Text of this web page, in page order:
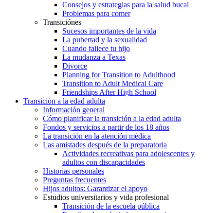
Consejos y estrategias para la salud bucal
Problemas para comer
Transiciónes
Sucesos importantes de la vida
La pubertad y la sexualidad
Cuando fallece tu hijo
La mudanza a Texas
Divorce
Planning for Transition to Adulthood
Transition to Adult Medical Care
Friendships After High School
Transición a la edad adulta
Información general
Cómo planificar la transición a la edad adulta
Fondos y servicios a partir de los 18 años
La transición en la atención médica
Las amistades después de la preparatoria
Actividades recreativas para adolescentes y
adultos con discapacidades
Historias personales
Preguntas frecuentes
Hijos adultos: Garantizar el apoyo
Estudios universitarios y vida profesional
Transición de la escuela pública